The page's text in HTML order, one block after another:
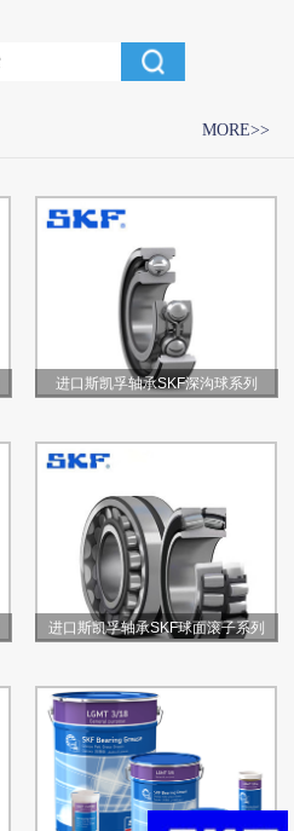
MORE>>
进口斯凯孚轴承SKF深沟球系列
进口斯凯孚轴承SKF球面滚子系列